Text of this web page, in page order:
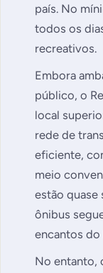
país. No
todos os
recreativos.
Embora
público, o
local
rede de
eficiente,
meio
estão quase
ônibus
encantos do
No entanto,